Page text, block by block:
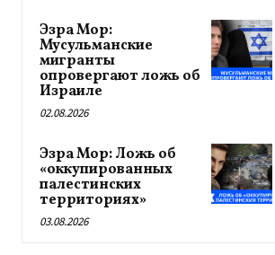
Эзра Мор:
Мусульманские
мигранты
опровергают ложь об
Израиле
02.08.2026
Эзра Мор: Ложь об
«оккупированных
палестинских
территориях»
03.08.2026